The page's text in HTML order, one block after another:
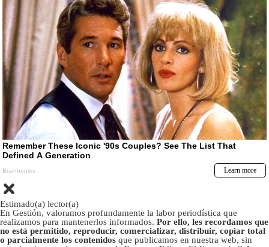
Estimado(a) lector(a)
En Gestión, valoramos profundamente la labor periodística que
realizamos para mantenerlos informados. Por ello, les recordamos que
no está permitido, reproducir, comercializar, distribuir, copiar total
o parcialmente los contenidos que publicamos en nuestra web, sin